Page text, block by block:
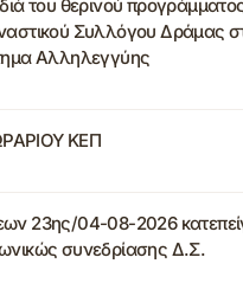
του θερινού
Συλλόγου Δράμας
Αλληλεγγύης
ΚΕΠ
23ης/04-08-2026
συνεδρίασης Δ.Σ.